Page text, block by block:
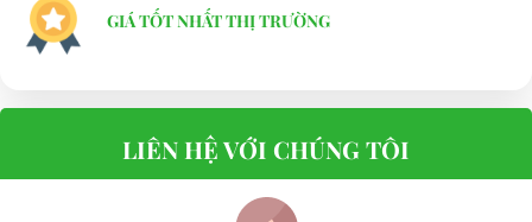
GIÁ TỐT NHẤT THỊ TRƯỜNG
LIÊN HỆ VỚI CHÚNG TÔI